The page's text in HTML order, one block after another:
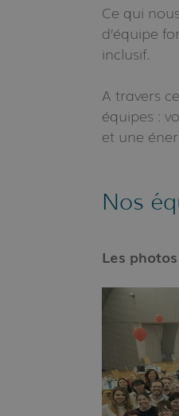
Ce qui
d’équipe
inclusif.
A travers
équipes :
et une
Nos
Les photos